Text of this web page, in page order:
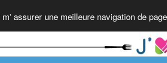
assurer une meilleure navigation de
UHT